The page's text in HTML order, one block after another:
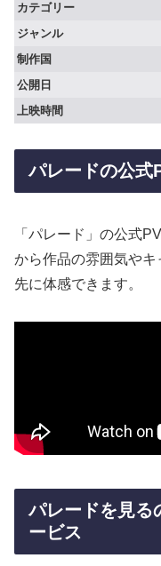
カテゴリー
ジャンル
制作国
公開日
上映時間
パレードの公式
「パレード」の公式
から作品の雰囲気や
先に体感できます。
パレードを見る
ービス